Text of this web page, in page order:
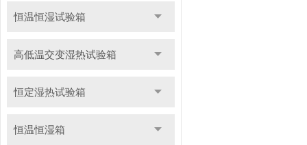
恒温恒湿试验箱
高低温交变湿热试验箱
恒定湿热试验箱
恒温恒湿箱